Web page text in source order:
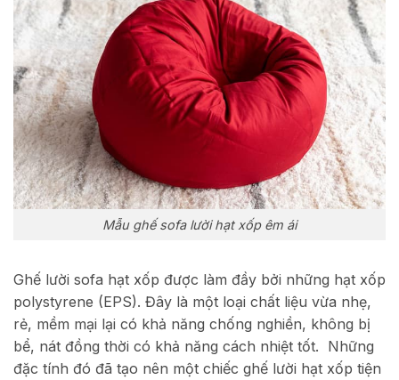
Mẫu ghế sofa lười hạt xốp êm ái
Ghế lười sofa hạt xốp được làm đầy bởi những hạt xốp
polystyrene (EPS). Đây là một loại chất liệu vừa nhẹ,
rẻ, mềm mại lại có khả năng chống nghiền, không bị
bể, nát đồng thời có khả năng cách nhiệt tốt. Những
đặc tính đó đã tạo nên một chiếc ghế lười hạt xốp tiện